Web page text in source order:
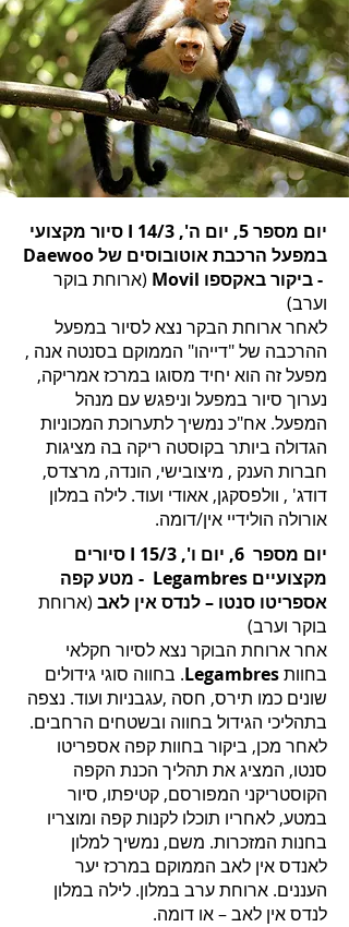
יום מספר 5, יום ה', 14/3 I סיור מקצועי
במפעל הרכבת אוטובוסים של Daewoo
- ביקור באקספו Movil
(ארוחת בוקר
וערב)
לאחר ארוחת הבקר נצא לסיור במפעל
ההרכבה של "דייהו" הממוקם בסנטה אנה ,
מפעל זה הוא יחיד מסוגו במרכז אמריקה,
נערוך סיור במפעל וניפגש עם מנהל
המפעל. אח"כ נמשיך לתערוכת המכוניות
הגדולה ביותר בקוסטה ריקה בה מציגות
חברות הענק , מיצובישי, הונדה, מרצדס,
דודג' , וולפסקגן, אאודי ועוד. לילה במלון
אורולה הולידיי אין/דומה.
יום מספר 6, יום ו', 15/3 I סיורים
מקצועיים Legambres - מטע קפה
אספריטו סנטו – לנדס אין לאב (ארוחת
בוקר וערב)
אחר ארוחת הבוקר נצא לסיור חקלאי
בחוותLegambres. בחווה סוגי גידולים
שונים כמו תירס, חסה ,עגבניות ועוד. נצפה
בתהליכי הגידול בחווה ובשטחים הרחבים.
לאחר מכן, ביקור בחוות קפה אספריטו
סנטו, המציג את תהליך הכנת הקפה
הקוסטריקני המפורסם, קטיפתו, סיור
במטע, לאחריו תוכלו לקנות קפה ומוצריו
בחנות המזכרות. משם, נמשיך למלון
לאנדס אין לאב הממוקם במרכז יער
העננים. ארוחת ערב במלון. לילה במלון
לנדס אין לאב – או דומה.